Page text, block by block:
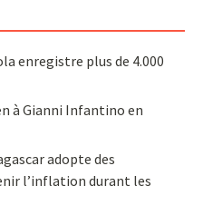
enregistre plus de 4.000
à Gianni Infantino en
adopte des
l’inflation durant les